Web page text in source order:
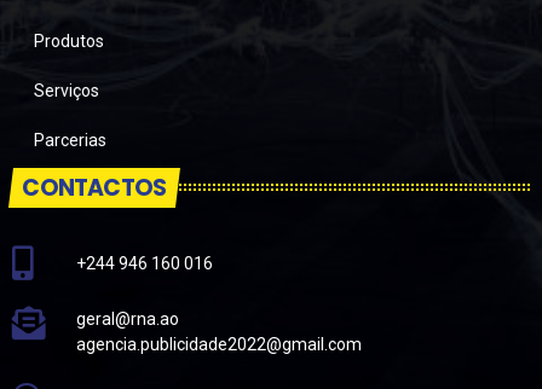
Produtos
Serviços
Parcerias
CONTACTOS
+244 946 160 016
geral@rna.ao
agencia.publicidade2022@gmail.com